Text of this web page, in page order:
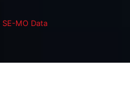
SE-MO Data